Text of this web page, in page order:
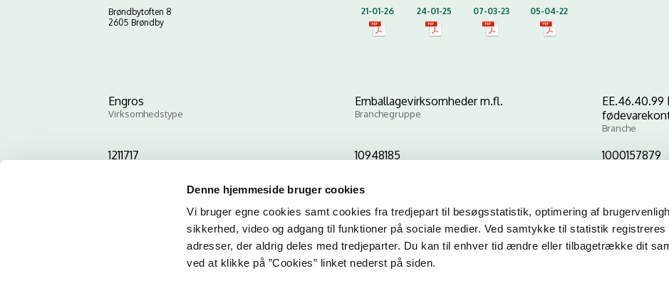
Denne hjemmeside bruger cookies
Vi bruger egne cookies samt cookies fra tredjepart til besøgsstatistik, optimering af
sikkerhed, video og adgang til funktioner på sociale medier. Ved samtykke til statistik registreres
adresser, der aldrig deles med tredjeparter. Du kan til enhver tid ændre eller tilbagetrække dit
ved at klikke på ”Cookies” linket nederst på siden.
Brøndbytoften 8
2605 Brøndby
21-01-26 24-01-25 07-03-23 05-04-22
Engros
Virksomhedstype
Emballagevirksomheder m.fl.
Branchegruppe
Branche
1211717 10948185 1000157879
Kopier link til at indsætte på virksomhedens hjemmeside